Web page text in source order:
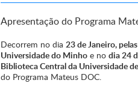
Apresentação do Programa
Decorrem no dia 23 de Janeiro,
Universidade do Minho e no dia 24
Biblioteca Central da Universidade
do Programa Mateus DOC.